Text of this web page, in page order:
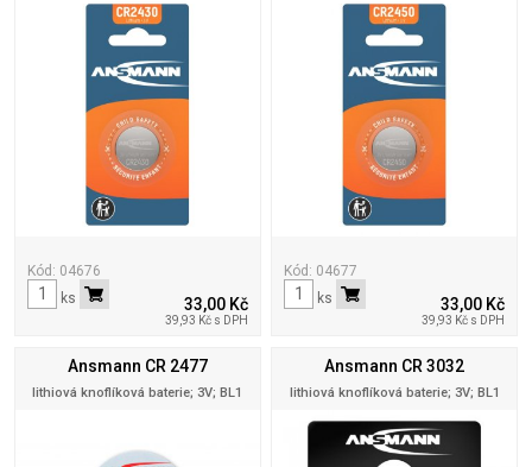
Kód: 04676
33,00 Kč
39,93 Kč s DPH
ks
Kód: 04677
33,00 Kč
39,93 Kč s DPH
ks
Ansmann CR 2477
lithiová knoflíková baterie; 3V; BL1
Ansmann CR 3032
lithiová knoflíková baterie; 3V; BL1